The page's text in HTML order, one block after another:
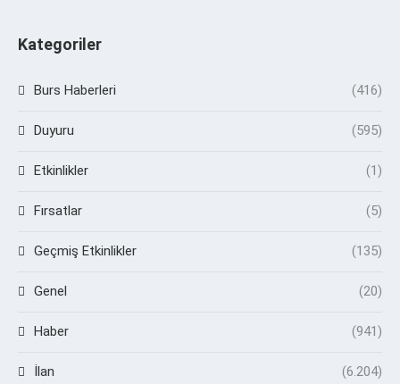
Kategoriler
Burs Haberleri (416)
Duyuru (595)
Etkinlikler (1)
Fırsatlar (5)
Geçmiş Etkinlikler (135)
Genel (20)
Haber (941)
İlan (6.204)